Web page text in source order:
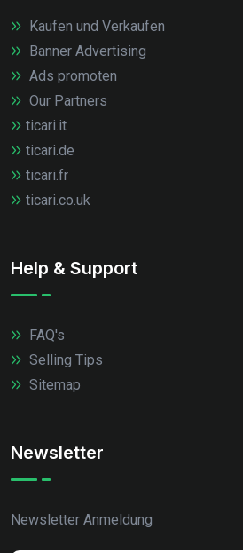
Kaufen und Verkaufen
Banner Advertising
Ads promoten
Our Partners
ticari.it
ticari.de
ticari.fr
ticari.co.uk
Help & Support
FAQ's
Selling Tips
Sitemap
Newsletter
Newsletter Anmeldung